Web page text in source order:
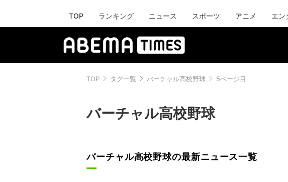
TOP ランキング ニュース スポーツ アニメ エン
TOP タグ一覧 バーチャル高校野球 5ページ目
バーチャル高校野球
バーチャル高校野球の最新ニュース一覧